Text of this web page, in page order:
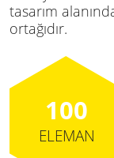
tasarım
ortağıdır.
100
ELEMAN